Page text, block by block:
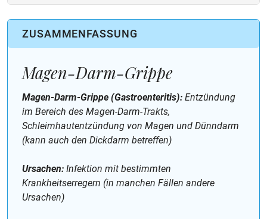
ZUSAMMENFASSUNG
Magen-Darm-Grippe
Magen-Darm-Grippe (Gastroenteritis): Entzündung
im Bereich des Magen-Darm-Trakts,
Schleimhautentzündung von Magen und Dünndarm
(kann auch den Dickdarm betreffen)
Ursachen: Infektion mit bestimmten
Krankheitserregern (in manchen Fällen andere
Ursachen)